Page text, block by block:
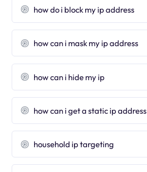
how do i block my ip address
how can i mask my ip address
how can i hide my ip
how can i get a static ip address
household ip targeting